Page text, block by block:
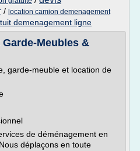
/ location camion demenagement
demenagement ligne
Meubles &
garde-meuble et location de
de déménagement en
déplaçons en toute